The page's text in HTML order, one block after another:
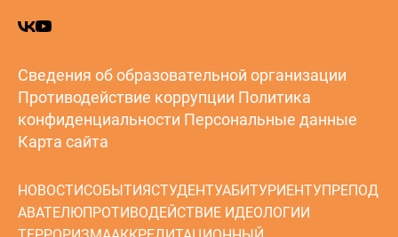
Сведения об образовательной организации
Противодействие коррупции Политика
конфиденциальности Персональные данные
Карта сайта
НОВОСТИСОБЫТИЯСТУДЕНТУАБИТУРИЕНТУПРЕПОД
АВАТЕЛЮПРОТИВОДЕЙСТВИЕ ИДЕОЛОГИИ